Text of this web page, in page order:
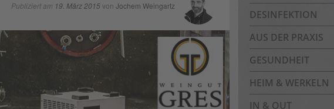
Publiziert am 19. März 2015von Jochem Weingartz
DESINFEKTION
AUS DER PRAXIS
GESUNDHEIT
HEIM & WERKELN
IN & OUT